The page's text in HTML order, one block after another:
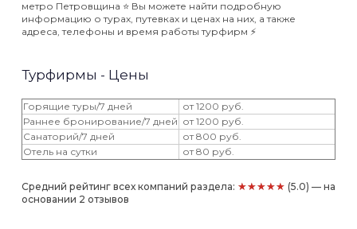
метро Петровщина ⭐️ Вы можете найти подробную
информацию о турах, путевках и ценах на них, а также
адреса, телефоны и время работы турфирм ⚡️
Турфирмы - Цены
Горящие туры/7 дней
от 1200 руб.
Раннее бронирование/7 дней от 1200 руб.
Санаторий/7 дней
от 800 руб.
Отель на сутки
от 80 руб.
Средний рейтинг всех компаний раздела: ★★★★★ (5.0) — на
основании 2 отзывов